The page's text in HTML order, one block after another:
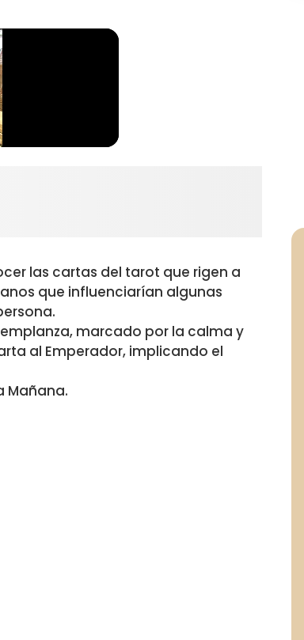
las cartas del tarot que rigen a
que influenciarían algunas
marcado por la calma y
al Emperador, implicando el
Mañana.